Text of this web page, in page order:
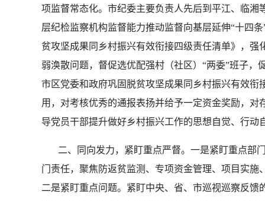
项监督常态化。市纪委主要负责人先后到平江、临
层纪检监察机构监督能力推动监督向基层延伸“十四
贫攻坚成果同乡村振兴有效衔接四级责任清单》，
弱涣散问题，督促选优配强村（社区）“两委”班子
市区党委和政府巩固脱贫攻坚成果同乡村振兴有效
用，对考核优秀的通报表扬并给予一定资金奖励，
导党员干部提升做好乡村振兴工作的思想自觉、行
二、同向发力，紧盯重点严督。一是紧盯重点部
门责任，聚焦防返贫监测、专项资金管理、项目实施
二是紧盯重点问题。紧盯中央、省、市巡视巡察反馈